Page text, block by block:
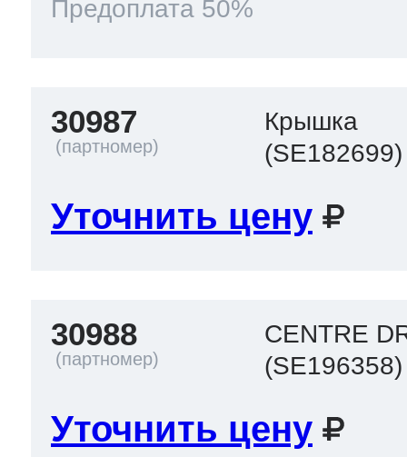
Предоплата 50%
30987
Крышка
(SE182699)
Уточнить цену
30988
CENTRE
(SE196358)
Уточнить цену